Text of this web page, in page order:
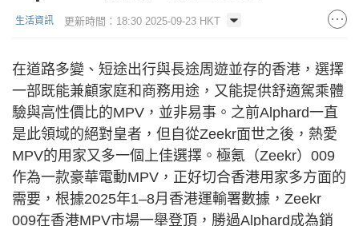
生活資訊 更新時間：18:30 2025-09-23 HKT
在道路多變、短途出行與長途周遊並存的香港，選擇
一部既能兼顧家庭和商務用途，又能提供舒適駕乘體
驗與高性價比的MPV，並非易事。之前Alphard一直
是此領域的絕對皇者，但自從Zeekr面世之後，熱愛
MPV的用家又多一個上佳選擇。極氪（Zeekr）009
作為一款豪華電動MPV，正好切合香港用家多方面的
需要，根據2025年1–8月香港運輸署數據，Zeekr
009在香港MPV市場一舉登頂，勝過Alphard成為銷